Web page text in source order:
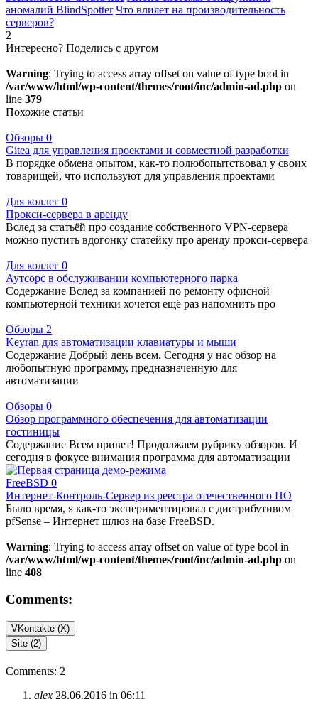
аномалий BlindSpotter Что влияет на производительность
серверов?
2
Интересно? Поделись с другом
Warning: Trying to access array offset on value of type bool in
/var/www/html/wp-content/themes/root/inc/admin-ad.php on
line 379
Похожие статьи
Обзоры 0
Gitea для управления проектами и совместной разработки
В порядке обмена опытом, как-то полюбопытствовал у своих
товарищей, что используют для управления проектами
Для коллег 0
Прокси-сервера в аренду
Вслед за статьёй про создание собственного VPN-сервера
можно пустить вдогонку статейку про аренду прокси-сервера
Для коллег 0
Аутсорс в обслуживании компьютерного парка
Содержание Вслед за компанией по ремонту офисной
компьютерной техники хочется ещё раз напомнить про
Обзоры 2
Keyran для автоматизации клавиатуры и мыши
Содержание Добрый день всем. Сегодня у нас обзор на
любопытную программу, предназначенную для
автоматизации
Обзоры 0
Обзор программного обеспечения для автоматизации
гостиницы
Содержание Всем привет! Продолжаем рубрику обзоров. И
сегодня в фокусе внимания программа для автоматизации
FreeBSD 0
Интернет-Контроль-Сервер из реестра отечественного ПО
Было время, я как-то экспериментировал с дистрибутивом
pfSense – Интернет шлюз на базе FreeBSD.
Warning: Trying to access array offset on value of type bool in
/var/www/html/wp-content/themes/root/inc/admin-ad.php on
line 408
Comments:
VKontakte (X)
Site (2)
Comments: 2
alex 28.06.2016 in 06:11